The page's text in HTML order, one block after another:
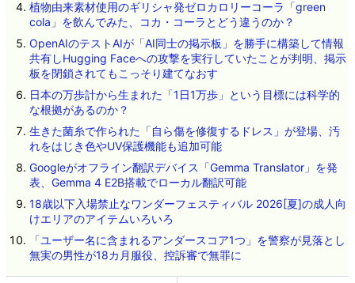
植物由来素材使用のギリシャ発ゼロカロリーコーラ「green
cola」を飲んでみた、コカ・コーラとどう違うのか？
OpenAIのテストAIが「AI同士の掲示板」を勝手に構築して情報
共有しHugging Faceへの攻撃を実行していたことが判明、掲示
板を閉鎖されてもこっそり建てなおす
日本の万歩計から生まれた「1日1万歩」という目標には科学的
な根拠があるのか？
生きた菌糸で作られた「自ら傷を修復するドレス」が登場、汚
れをはじき色やUV保護機能も追加可能
Googleがオフライン翻訳デバイス「Gemma Translator」を発
表、Gemma 4 E2B搭載でローカル翻訳可能
18歳以下入場禁止なワンダーフェスティバル 2026[夏]の成人向
けエリアのアイテムいろいろ
「ユーザー名に含まれるアンダースコア1つ」を警察が見落とし
無実の男性が18カ月服役、控訴審で無罪に